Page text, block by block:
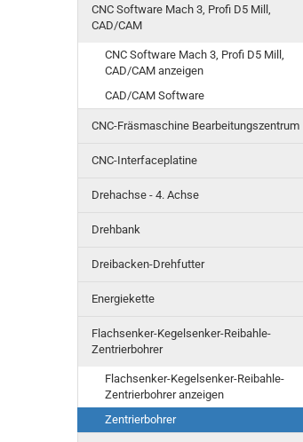
CNC Software Mach 3, Profi D5 Mill,
CAD/CAM
CNC Software Mach 3, Profi D5 Mill,
CAD/CAM anzeigen
CAD/CAM Software
CNC-Fräsmaschine Bearbeitungszentrum
CNC-Interfaceplatine
Drehachse - 4. Achse
Drehbank
Dreibacken-Drehfutter
Energiekette
Flachsenker-Kegelsenker-Reibahle-
Zentrierbohrer
Flachsenker-Kegelsenker-Reibahle-
Zentrierbohrer anzeigen
Zentrierbohrer